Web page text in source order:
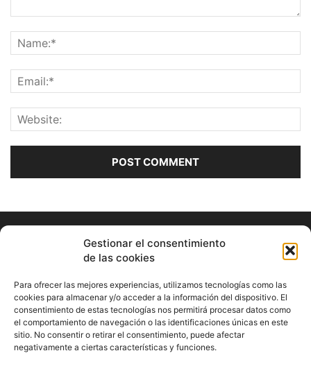
Gestionar el consentimiento
de las cookies
Para ofrecer las mejores experiencias, utilizamos tecnologías como las
cookies para almacenar y/o acceder a la información del dispositivo. El
consentimiento de estas tecnologías nos permitirá procesar datos como
el comportamiento de navegación o las identificaciones únicas en este
sitio. No consentir o retirar el consentimiento, puede afectar
negativamente a ciertas características y funciones.
ABOUT US
Información Cultural de Málaga y otros de interés general